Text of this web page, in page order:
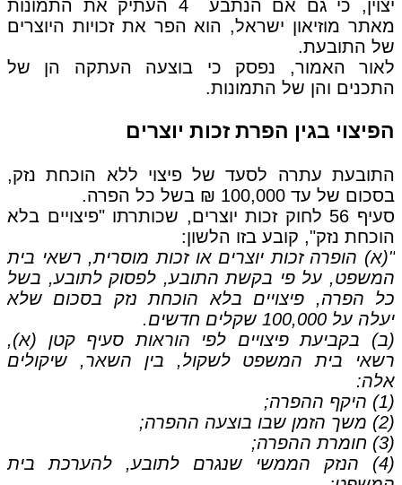
יצוין, כי גם אם הנתבע 4 העתיק את התמונות
מאתר מוזיאון ישראל, הוא הפר את זכויות היוצרים
של התובעת.
לאור האמור, נפסק כי בוצעה העתקה הן של
התכנים והן של התמונות.
הפיצוי בגין הפרת זכות יוצרים
התובעת עתרה לסעד של פיצוי ללא הוכחת נזק,
בסכום של עד 100,000 ₪ בשל כל הפרה.
סעיף 56 לחוק זכות יוצרים, שכותרתו "פיצויים בלא
הוכחת נזק", קובע בזו הלשון:
"(א) הופרה זכות יוצרים או זכות מוסרית, רשאי בית
המשפט, על פי בקשת התובע, לפסוק לתובע, בשל
כל הפרה, פיצויים בלא הוכחת נזק בסכום שלא
יעלה על 100,000 שקלים חדשים.
(ב) בקביעת פיצויים לפי הוראות סעיף קטן (א),
רשאי בית המשפט לשקול, בין השאר, שיקולים
אלה:
(1) היקף ההפרה;
(2) משך הזמן שבו בוצעה ההפרה;
(3) חומרת ההפרה;
(4) הנזק הממשי שנגרם לתובע, להערכת בית